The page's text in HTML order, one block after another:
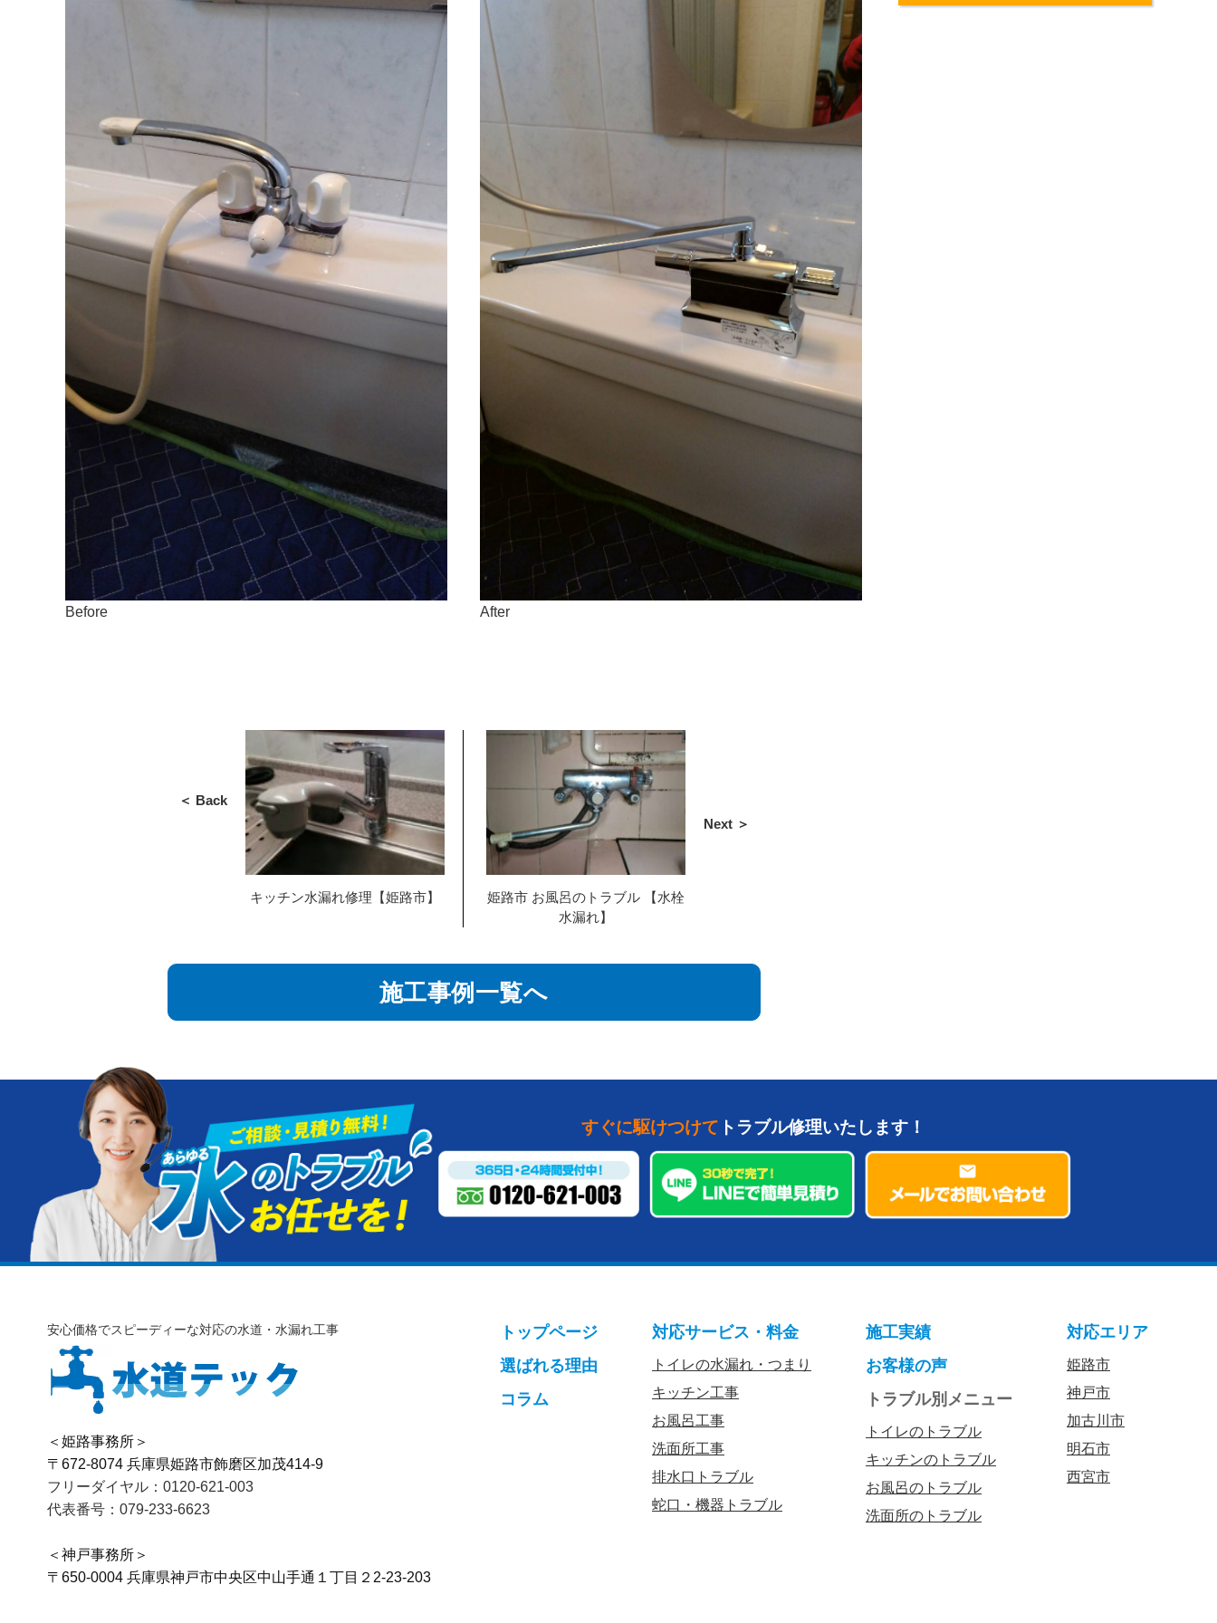
Before After
＜ Back
キッチン水漏れ修理【姫路市】
Next ＞
姫路市 お風呂のトラブル 【水栓
水漏れ】
施工事例一覧へ
すぐに駆けつけて トラブル修理いたします！
安心価格でスピーディーな対応の水道・水漏れ工事
＜姫路事務所＞
〒672-8074 兵庫県姫路市飾磨区加茂414-9
フリーダイヤル：0120-621-003
代表番号：079-233-6623
＜神戸事務所＞
〒650-0004 兵庫県神戸市中央区中山手通１丁目２2-23-203
トップページ
選ばれる理由
コラム
対応サービス・料金
トイレの水漏れ・つまり
キッチン工事
お風呂工事
洗面所工事
排水口トラブル
蛇口・機器トラブル
施工実績
お客様の声
トラブル別メニュー
トイレのトラブル
キッチンのトラブル
お風呂のトラブル
洗面所のトラブル
対応エリア
姫路市
神戸市
加古川市
明石市
西宮市